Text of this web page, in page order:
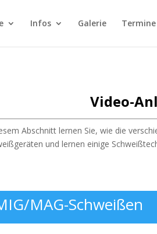
Infos Galerie
Video-
Abschnitt lernen Sie, wie die
und lernen einige
MAG-Schweißen